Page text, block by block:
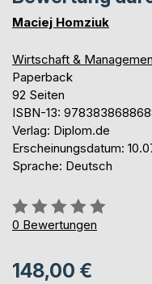
Maciej Homziuk
Wirtschaft &
Paperback
92 Seiten
ISBN-13:
Verlag: Diplom.de
Erscheinungsdatum:
Sprache: Deutsch
Bewertung::
0%
0 Bewertungen
148,00 €